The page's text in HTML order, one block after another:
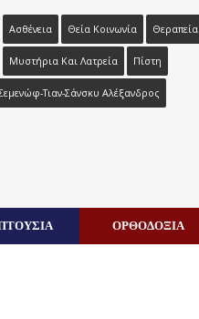
Ασθένεια Θεία Κοινωνία Θεραπεία
Μυστήρια Και Λατρεία Πίστη
Τιαν-Σάνσκυ Αλέξανδρος
ΟΡΘΟΔΟΞΙΑ